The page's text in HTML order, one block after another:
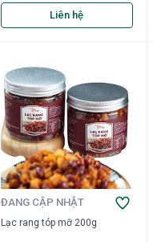
Liên hệ
ĐANG CẬP NHẬT
Lạc rang tóp mỡ 200g